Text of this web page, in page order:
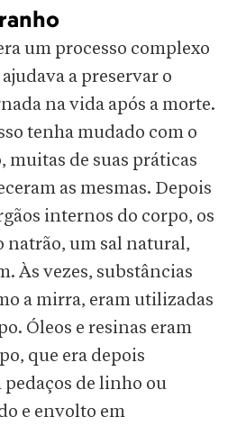
um processo complexo
a preservar o
na vida após a morte.
tenha mudado com o
muitas de suas práticas
as mesmas. Depois
internos do corpo, os
natrão, um sal natural,
Às vezes, substâncias
a mirra, eram utilizadas
Óleos e resinas eram
que era depois
de linho ou
e envolto em